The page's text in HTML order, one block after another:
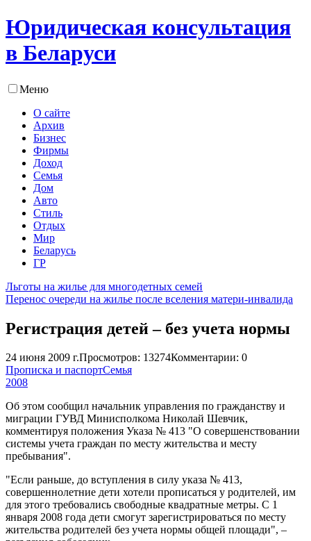
Юридическая консультация
в Беларуси
Меню
О сайте
Архив
Бизнес
Фирмы
Доход
Семья
Дом
Авто
Стиль
Отдых
Мир
Беларусь
ГР
Льготы на жилье для многодетных семей
Перенос очереди на жилье после вселения матери-инвалида
Регистрация детей – без учета нормы
24 июня 2009 г.Просмотров: 13274Комментарии: 0
Прописка и паспортСемья
2008
Об этом сообщил начальник управления по гражданству и
миграции ГУВД Минисполкома Николай Шевчик,
комментируя положения Указа № 413 "О совершенствовании
системы учета граждан по месту жительства и месту
пребывания".
"Если раньше, до вступления в силу указа № 413,
совершеннолетние дети хотели прописаться у родителей, им
для этого требовались свободные квадратные метры. С 1
января 2008 года дети смогут зарегистрироваться по месту
жительства родителей без учета нормы общей площади", –